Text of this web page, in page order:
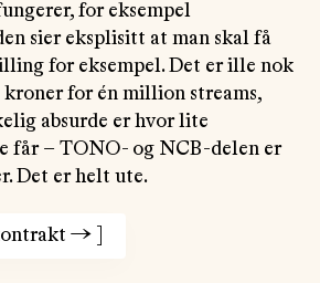
for eksempel
sier eksplisitt at man skal få
for eksempel. Det er ille nok
kroner for én million streams,
absurde er hvor lite
får – TONO- og NCB-delen er
Det er helt ute.
→